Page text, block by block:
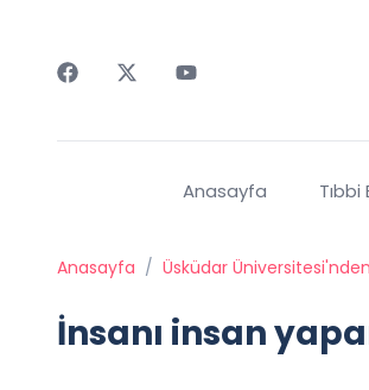
Anasayfa Tıbbi
Anasayfa / Üsküdar
İnsanı insan